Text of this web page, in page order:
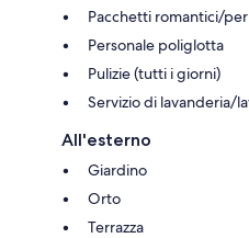
Pacchetti romantici/
Personale poliglotta
Pulizie (tutti i giorni)
Servizio di lavanderia/
All'esterno
Giardino
Orto
Terrazza